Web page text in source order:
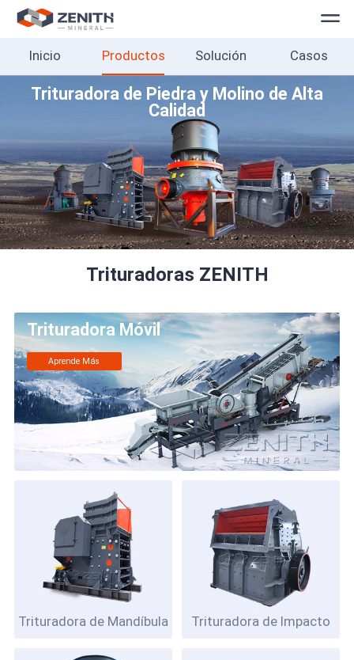
Inicio
Productos
Casos
Sobre
Contacto
Inicio Productos Solución Casos
Trituradora de Piedra y Molino de Alta
Calidad
Trituradoras ZENITH
Trituradora Móvil
Aprende Más
Trituradora de Mandíbula Trituradora de Impacto